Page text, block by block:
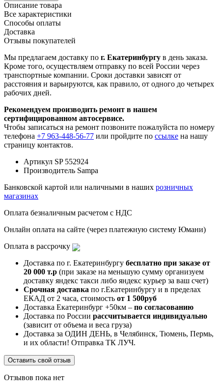
Описание товара
Все характеристики
Способы оплаты
Доставка
Отзывы покупателей
Мы предлагаем доставку по г. Екатеринбургу в день заказа.
Кроме того, осуществляем отправку по всей России через
транспортные компании. Сроки доставки зависят от
расстояния и варьируются, как правило, от одного до четырех
рабочих дней.
Рекомендуем производить ремонт в нашем
сертифицированном автосервисе.
Чтобы записаться на ремонт позвоните пожалуйста по номеру
телефона +7 963-448-56-77 или пройдите по ссылке на нашу
страницу контактов.
Артикул SP 552924
Производитель Sampa
Банковской картой или наличными в наших розничных
магазинах
Оплата безналичным расчетом с НДС
Онлайн оплата на сайте (через платежную систему Юмани)
Оплата в рассрочку
Доставка по г. Екатеринбургу бесплатно при заказе от
20 000 т.р (при заказе на меньшую сумму организуем
доставку яндекс такси либо яндекс курьер за ваш счет)
Срочная доставка по г.Екатеринбургу и в пределах
ЕКАД от 2 часа, стоимость от 1 500руб
Доставка Екатеринбург +50км – по согласованию
Доставка по России рассчитывается индивидуально
(зависит от объема и веса груза)
Доставка за ОДИН ДЕНЬ, в Челябинск, Тюмень, Пермь,
и их области! Отправка ТК ЛУЧ.
Оставить свой отзыв
Отзывов пока нет